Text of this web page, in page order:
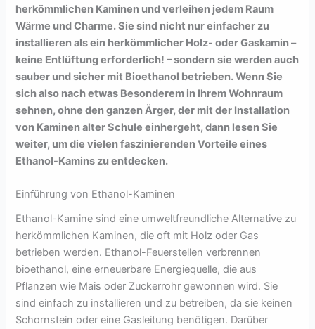
herkömmlichen Kaminen und verleihen jedem Raum
Wärme und Charme. Sie sind nicht nur einfacher zu
installieren als ein herkömmlicher Holz- oder Gaskamin –
keine Entlüftung erforderlich! – sondern sie werden auch
sauber und sicher mit Bioethanol betrieben. Wenn Sie
sich also nach etwas Besonderem in Ihrem Wohnraum
sehnen, ohne den ganzen Ärger, der mit der Installation
von Kaminen alter Schule einhergeht, dann lesen Sie
weiter, um die vielen faszinierenden Vorteile eines
Ethanol-Kamins zu entdecken.
Einführung von Ethanol-Kaminen
Ethanol-Kamine sind eine umweltfreundliche Alternative zu
herkömmlichen Kaminen, die oft mit Holz oder Gas
betrieben werden. Ethanol-Feuerstellen verbrennen
bioethanol, eine erneuerbare Energiequelle, die aus
Pflanzen wie Mais oder Zuckerrohr gewonnen wird. Sie
sind einfach zu installieren und zu betreiben, da sie keinen
Schornstein oder eine Gasleitung benötigen. Darüber